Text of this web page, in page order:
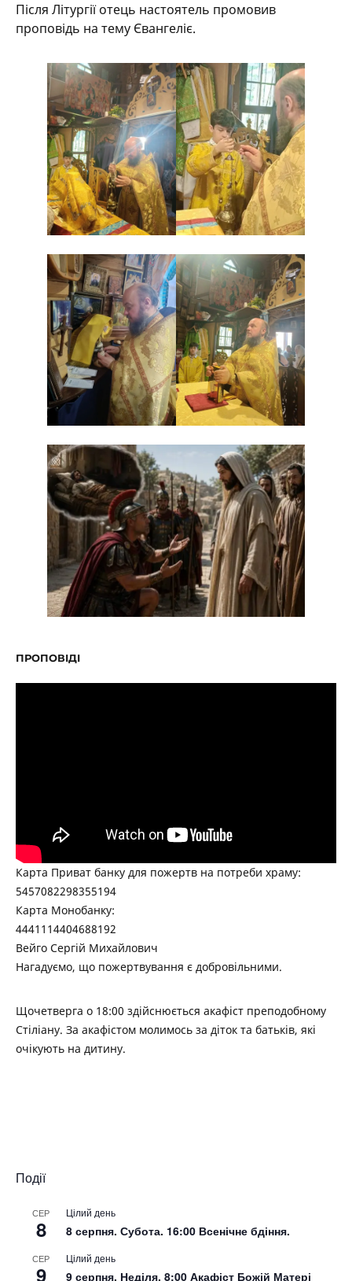
Після Літургії отець настоятель промовив
проповідь на тему Євангеліє.
ПРОПОВІДІ
Карта Приват банку для пожертв на потреби храму:
5457082298355194
Карта Монобанку:
4441114404688192
Вейго Сергій Михайлович
Нагадуємо, що пожертвування є добровільними.
Щочетверга о 18:00 здійснюється акафіст преподобному
Стіліану. За акафістом молимось за діток та батьків, які
очікують на дитину.
Події
СЕР
8
Цілий день
8 серпня. Субота. 16:00 Всенічне бдіння.
СЕР
9
Цілий день
9 серпня. Неділя. 8:00 Акафіст Божій Матері